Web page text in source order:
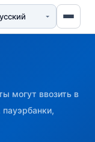
могут ввозить в